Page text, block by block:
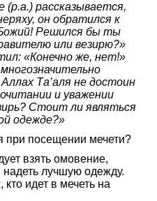
рассказывается,
он обратился к
Решился бы ты
или везирю?»
«Конечно же, нет!»
Та’аля не достоин
и уважении
Стоит ли являться
одежде?»
взять омовение,
надеть лучшую одежду.
кто идет в мечеть на